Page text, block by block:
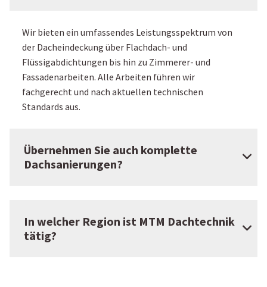
Wir bieten ein umfassendes Leistungsspektrum von
der Dacheindeckung über Flachdach- und
Flüssigabdichtungen bis hin zu Zimmerer- und
Fassadenarbeiten. Alle Arbeiten führen wir
fachgerecht und nach aktuellen technischen
Standards aus.
Übernehmen Sie auch komplette
Dachsanierungen?
In welcher Region ist MTM Dachtechnik
tätig?